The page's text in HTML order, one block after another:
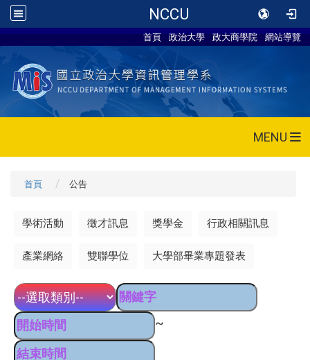
NCCU
首頁 政治大學 政大商學院 網站導覽
MENU
首頁 公告
學術活動 徵才訊息 獎學金 行政相關訊息
產業網絡 雙聯學位 大學部畢業專題發表
~